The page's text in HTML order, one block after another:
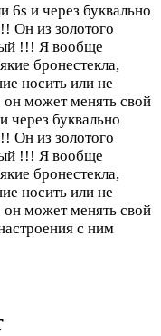
6s и через буквально
Он из золотого
!!! Я вообще
бронестекла,
носить или не
он может менять свой
через буквально
Он из золотого
!!! Я вообще
бронестекла,
носить или не
он может менять свой
с ним